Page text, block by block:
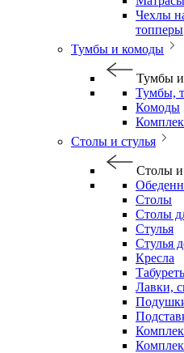
Чехлы
топперы
Тумбы и комоды
Тумбы
Тумбы,
Комоды
Столы и стулья
Столы и
Столы
Столы
Стулья
Стулья
Кресла
Лавки,
Подушки